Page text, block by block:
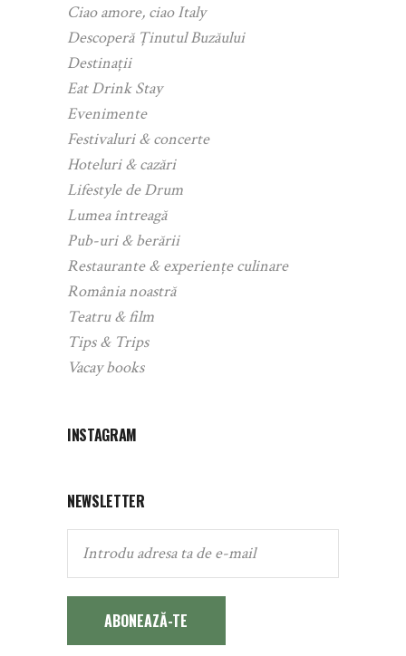
Ciao amore, ciao Italy
Descoperă Ținutul Buzăului
Destinații
Eat Drink Stay
Evenimente
Festivaluri & concerte
Hoteluri & cazări
Lifestyle de Drum
Lumea întreagă
Pub-uri & berării
Restaurante & experiențe culinare
România noastră
Teatru & film
Tips & Trips
Vacay books
INSTAGRAM
NEWSLETTER
ABONEAZĂ-TE